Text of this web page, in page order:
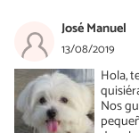
José Manuel
13/08/2019
Hola,
Nos